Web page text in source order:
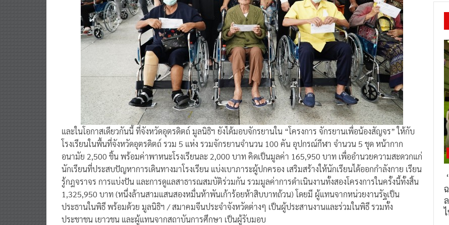
และในโอกาสเดียวกันนี้ ที่จังหวัดอุตรดิตถ์ มูลนิธิฯ ยังได้มอบจักรยานใน “โครงการ จักรยานเพื่อน้องสัญจร” ให้กับ
โรงเรียนในพื้นที่จังหวัดอุตรดิตถ์ รวม 5 แห่ง รวมจักรยานจำนวน 100 คัน อุปกรณ์กีฬา จำนวน 5 ชุด หน้ากาก
อนามัย 2,500 ชิ้น พร้อมค่าพาหนะโรงเรียนละ 2,000 บาท คิดเป็นมูลค่า 165,950 บาท เพื่ออำนวยความสะดวกแก่
นักเรียนที่ประสบปัญหาการเดินทางมาโรงเรียน แบ่งเบาภาระผู้ปกครอง เสริมสร้างให้นักเรียนได้ออกกำลังกาย เรียน
รู้กฎจราจร การแบ่งปัน และการดูแลสาธารณสมบัติร่วมกัน รวมมูลค่าการดำเนินงานทั้งสองโครงการในครั้งนี้ทั้งสิ้น
1,325,950 บาท (หนึ่งล้านสามแสนสองหมื่นห้าพันเก้าร้อยห้าสิบบาทถ้วน) โดยมี ผู้แทนจากหน่วยงานรัฐเป็น
ประธานในพิธี พร้อมด้วย มูลนิธิฯ / สมาคมจีนประจำจังหวัดต่างๆ เป็นผู้ประสานงานและร่วมในพิธี รวมทั้ง
ประชาชน เยาวชน และผู้แทนจากสถาบันการศึกษา เป็นผู้รับมอบ